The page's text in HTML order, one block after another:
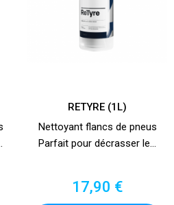
RETYRE (1L)
Nettoyant flancs de pneus
Parfait pour décrasser le...
Prix
17,90 €